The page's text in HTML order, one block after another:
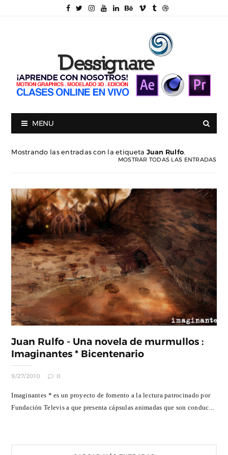
MENU
Mostrando las entradas con la etiqueta Juan Rulfo.
MOSTRAR TODAS LAS ENTRADAS
Juan Rulfo - Una novela de murmullos :
Imaginantes * Bicentenario
9/27/2010 0
Imaginantes * es un proyecto de fomento a la lectura patrocinado por
Fundación Televis a que presenta cápsulas animadas que son conduc...